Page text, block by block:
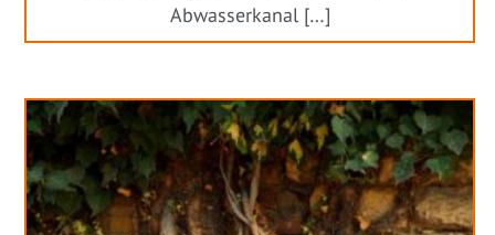
Abwasserkanal […]